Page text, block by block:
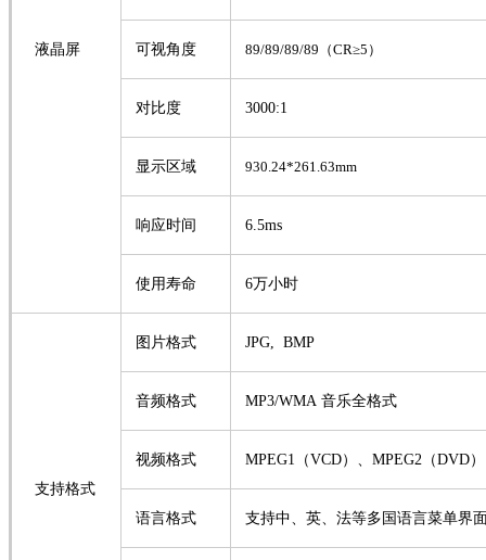
液晶屏 可视角度 89/89/89/89 （CR≥5 ）
对比度 3000:1
显示区域 930.24*261.63mm
响应时间 6.5ms
使用寿命 6万小时
支持格式
图片格式 JPG, BMP
音频格式 MP3/WMA 音乐全格式
视频格式 MPEG1（VCD）、MPEG2（DVD
语言格式 支持中、英 、法等多国语言菜单界